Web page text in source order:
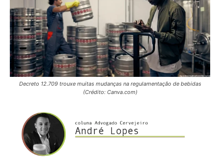
Decreto 12.709 trouxe muitas mudanças na regulamentação de bebidas
(Crédito: Canva.com)